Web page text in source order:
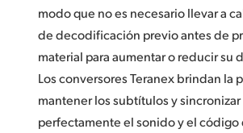
modo que no es necesario llevar a
de decodificación previo antes de
material para aumentar o reducir su
Los conversores Teranex brindan la
mantener los subtítulos y sincronizar
perfectamente el sonido y el código